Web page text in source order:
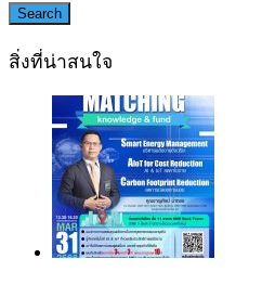
Search
สิ่งที่น่าสนใจ